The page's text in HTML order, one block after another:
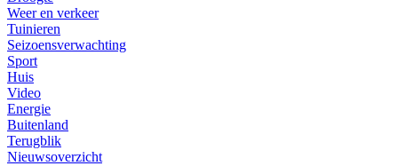
Weer en verkeer
Tuinieren
Seizoensverwachting
Sport
Huis
Video
Energie
Buitenland
Terugblik
Nieuwsoverzicht